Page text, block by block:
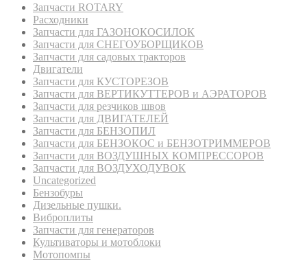
Запчасти ROTARY
Расходники
Запчасти для ГАЗОНОКОСИЛОК
Запчасти для СНЕГОУБОРЩИКОВ
Запчасти для садовых тракторов
Двигатели
Запчасти для КУСТОРЕЗОВ
Запчасти для ВЕРТИКУТТЕРОВ и АЭРАТОРОВ
Запчасти для резчиков швов
Запчасти для ДВИГАТЕЛЕЙ
Запчасти для БЕНЗОПИЛ
Запчасти для БЕНЗОКОС и БЕНЗОТРИММЕРОВ
Запчасти для ВОЗДУШНЫХ КОМПРЕССОРОВ
Запчасти для ВОЗДУХОДУВОК
Uncategorized
Бензобуры
Дизельные пушки.
Виброплиты
Запчасти для генераторов
Культиваторы и мотоблоки
Мотопомпы